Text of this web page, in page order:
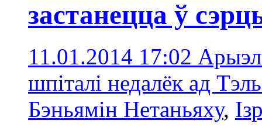
застанецца ў
11.01.2014 17:02
шпіталі недалёк ад
Бэньямін Нетаньяху,